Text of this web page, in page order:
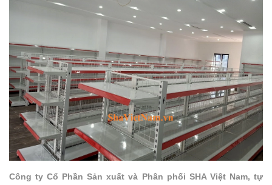
Công ty Cổ Phần Sản xuất và Phân phối SHA Việt Nam, tự